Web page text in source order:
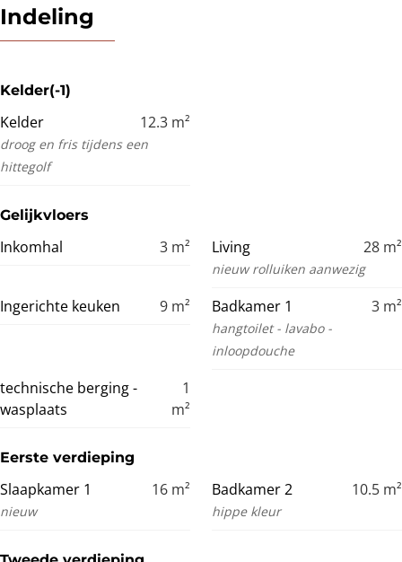
Indeling
Kelder(-1)
Kelder 12.3 m²
droog en fris tijdens een
hittegolf
Gelijkvloers
Inkomhal 3 m² Living 28 m²
nieuw rolluiken aanwezig
Ingerichte keuken 9 m² Badkamer 1 3 m²
hangtoilet - lavabo -
inloopdouche
technische berging -
wasplaats
1
m²
Eerste verdieping
Slaapkamer 1 16 m²
nieuw
Badkamer 2 10.5 m²
hippe kleur